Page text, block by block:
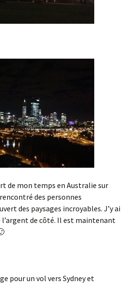
de mon temps en Australie sur
des personnes
des paysages incroyables. J’y ai
de côté. Il est maintenant
pour un vol vers Sydney et